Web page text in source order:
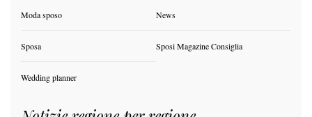
Moda sposo News
Sposa Sposi Magazine Consiglia
Wedding planner